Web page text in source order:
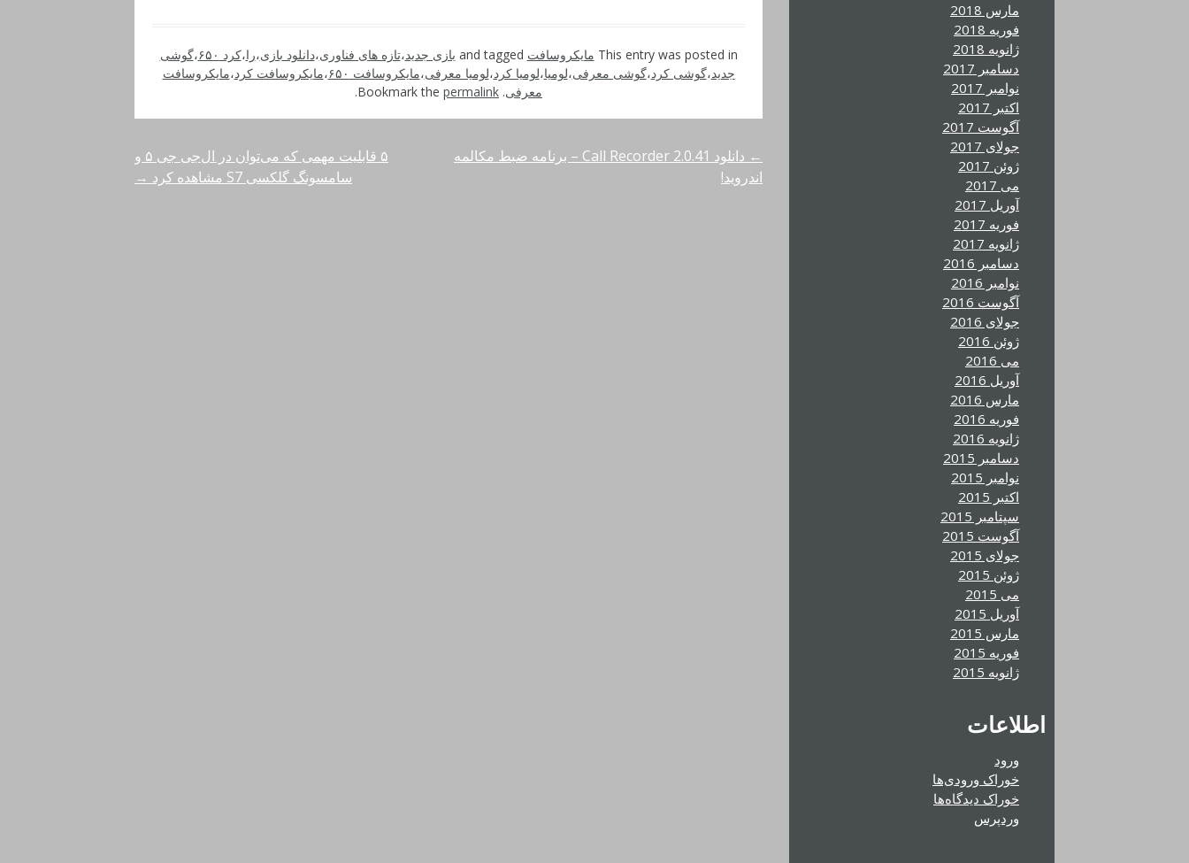
This entry was posted in مایکروسافت بازی جدید،تازه های فناوری،دانلود بازی،را،کرد ۶۵۰ ،گوشی
جدید،گوشی کرد،گوشی معرفی،لومیا،لومیا کرد،لومیا معرفی،مایکروسافت ۶۵۰ ،مایکروسافت کرد،مایکروسافت
معرفی. Bookmark the
permalink
.
راهبری
←
دانلود Call Recorder 2.0.41 – برنامه ضبط مکالمه
اندروید!
۵ قابلیت مهمی که می‌توان در ال‌جی جی ۵ و
سامسونگ گلکسی S7 مشاهده کرد
→
مارس 2018
فوریه 2018
ژانویه 2018
دسامبر 2017
نوامبر 2017
اکتبر 2017
آگوست 2017
جولای 2017
ژوئن 2017
می 2017
آوریل 2017
فوریه 2017
ژانویه 2017
دسامبر 2016
نوامبر 2016
آگوست 2016
جولای 2016
ژوئن 2016
می 2016
آوریل 2016
مارس 2016
فوریه 2016
ژانویه 2016
دسامبر 2015
نوامبر 2015
اکتبر 2015
سپتامبر 2015
آگوست 2015
جولای 2015
ژوئن 2015
می 2015
آوریل 2015
مارس 2015
فوریه 2015
ژانویه 2015
اطلاعات
ورود
خوراک ورودی‌ها
خوراک دیدگاه‌ها
وردپرس